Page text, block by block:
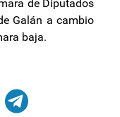
de Diputados
Galán a cambio
baja.
y reclamos al
de la CEPAL